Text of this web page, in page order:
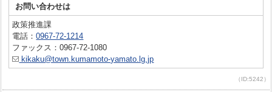
お問い合わせは
政策推進課
電話：0967-72-1214
ファックス：0967-72-1080
kikaku@town.kumamoto-yamato.lg.jp
（ID:5242）